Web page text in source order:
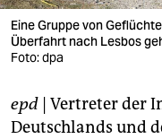
verlag
veranstaltungen
fragen & hilfe
Eine Gruppe von
Überfahrt nach Lesbos
Foto: dpa
epd | Vertreter der
Deutschlands und